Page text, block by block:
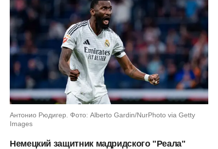
Антонио Рюдигер. Фото: Alberto Gardin/NurPhoto via Getty
Images
Немецкий защитник мадридского "Реала"